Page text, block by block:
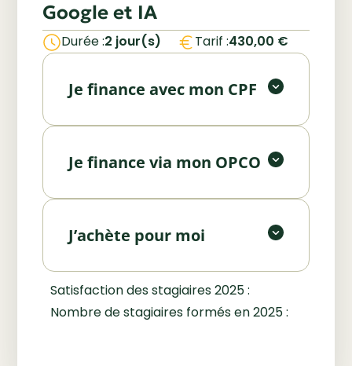
Google et IA
Durée :2 jour(s) Tarif :430,00 €
Je finance avec mon CPF
Utilisez votre Compte Personnel
de Formation (CPF) pour financer
tout ou partie de votre formation.
Je finance via mon OPCO
Vous êtes salarié ou employeur ?
Bénéficiez d’un financement via
votre OPCO. Nous vous
accompagnons dans les
J’achète pour moi
Vous souhaitez investir
personnellement dans votre
formation ? Contactez-nous pour
un accompagnement
Satisfaction des stagiaires 2025 :
Nombre de stagiaires formés en 2025 :